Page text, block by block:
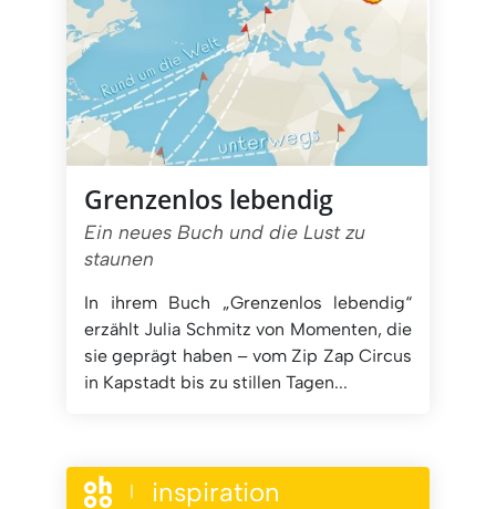
Grenzenlos lebendig
Ein neues Buch und die Lust zu
staunen
In ihrem Buch „Grenzenlos lebendig“
erzählt Julia Schmitz von Momenten, die
sie geprägt haben – vom Zip Zap Circus
in Kapstadt bis zu stillen Tagen...
inspiration